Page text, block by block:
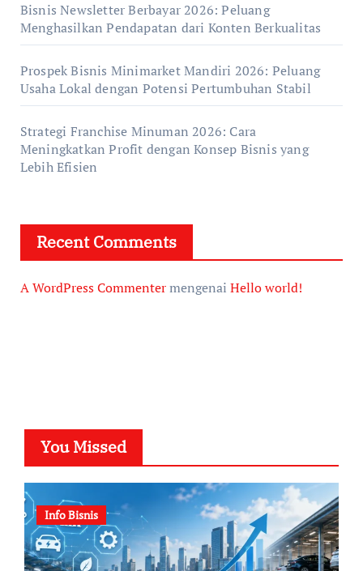
Bisnis Newsletter Berbayar 2026: Peluang
Menghasilkan Pendapatan dari Konten Berkualitas
Prospek Bisnis Minimarket Mandiri 2026: Peluang
Usaha Lokal dengan Potensi Pertumbuhan Stabil
Strategi Franchise Minuman 2026: Cara
Meningkatkan Profit dengan Konsep Bisnis yang
Lebih Efisien
Recent Comments
A WordPress Commentermengenai Hello world!
You Missed
Info Bisnis